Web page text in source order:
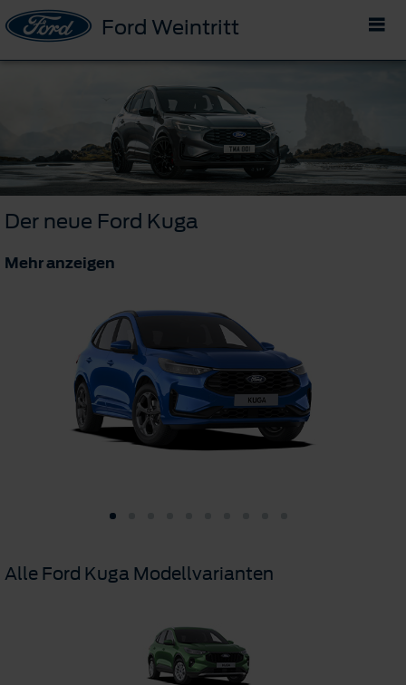
Ford Weintritt
Der neue Ford Kuga
Mehr anzeigen
Alle Ford Kuga Modellvarianten